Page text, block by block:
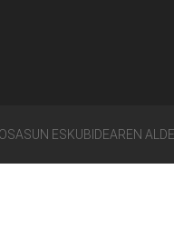
ESKUBIDEAREN